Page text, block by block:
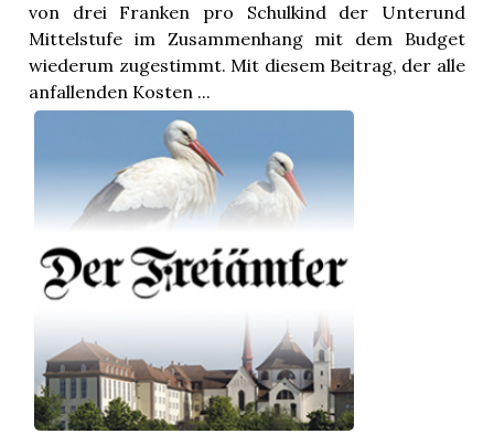
von drei Franken pro Schulkind der Unterund
Mittelstufe im Zusammenhang mit dem Budget
wiederum zugestimmt. Mit diesem Beitrag, der alle
anfallenden Kosten ...